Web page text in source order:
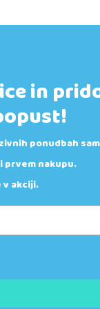
in
ponudbah
prvem nakupu.
akciji.